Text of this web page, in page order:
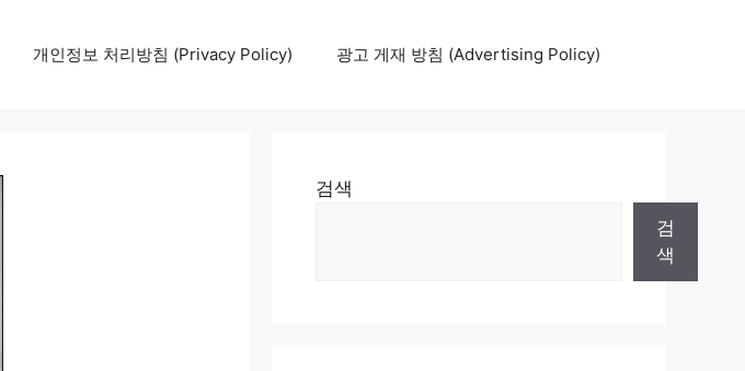
개인정보 처리방침 (Privacy Policy) 광고 게재 방침 (Advertising Policy)
검색
검
색